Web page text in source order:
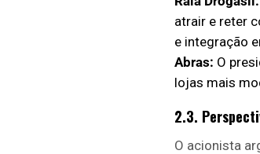
atrair e reter
e integração
Abras: O
lojas mais
2.3.
O acionista